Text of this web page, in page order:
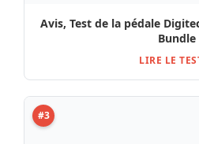
Avis, Test de la pédale
Bundle
LIRE LE